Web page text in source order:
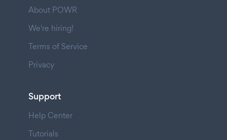
About POWR
We're hiring!
Terms of Service
Privacy
Support
Help Center
Tutorials